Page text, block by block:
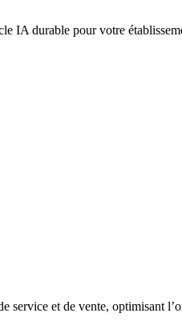
IA durable pour votre
service et de vente, optimisant